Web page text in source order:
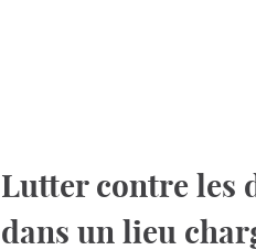
Lutter contre les
dans un lieu